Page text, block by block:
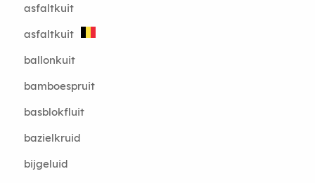
asfaltkuit
asfaltkuit
ballonkuit
bamboespruit
basblokfluit
bazielkruid
bijgeluid